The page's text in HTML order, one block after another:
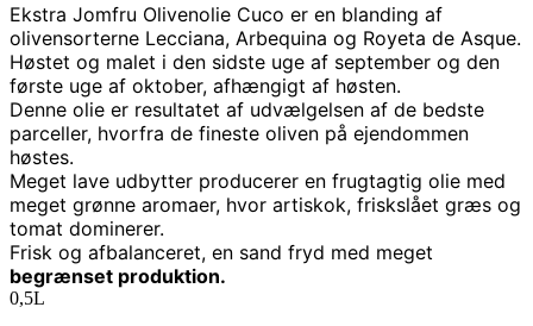
Ekstra Jomfru Olivenolie Cuco er en blanding af
olivensorterne Lecciana, Arbequina og Royeta de Asque.
Høstet og malet i den sidste uge af september og den
første uge af oktober, afhængigt af høsten.
Denne olie er resultatet af udvælgelsen af ​​de bedste
parceller, hvorfra de fineste oliven på ejendommen
høstes.
Meget lave udbytter producerer en frugtagtig olie med
meget grønne aromaer, hvor artiskok, friskslået græs og
tomat dominerer.
Frisk og afbalanceret, en sand fryd med meget
begrænset produktion.
0,5L